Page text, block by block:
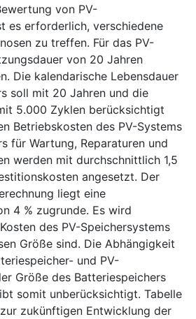
von PV-
es erforderlich, verschiedene
zu treffen. Für das PV-
von 20 Jahren
Die kalendarische Lebensdauer
soll mit 20 Jahren und die
5.000 Zyklen berücksichtigt
Betriebskosten des PV-Systems
für Wartung, Reparaturen und
werden mit durchschnittlich 1,5
angesetzt. Der
liegt eine
4 % zugrunde. Es wird
des PV-Speichersystems
Größe sind. Die Abhängigkeit
und PV-
Größe des Batteriespeichers
somit unberücksichtigt. Tabelle
zukünftigen Entwicklung der